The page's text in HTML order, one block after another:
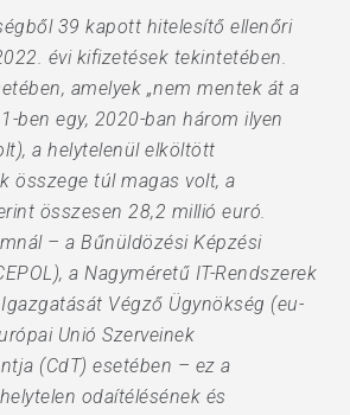
39 kapott hitelesítő ellenőri
évi kifizetések tekintetében.
amelyek „nem mentek át a
ben egy, 2020-ban három ilyen
a helytelenül elköltött
összege túl magas volt, a
összesen 28,2 millió euró.
– a Bűnüldözési Képzési
a Nagyméretű IT-Rendszerek
Végző Ügynökség (eu-
Unió Szerveinek
(CdT) esetében – ez a
odaítélésének és